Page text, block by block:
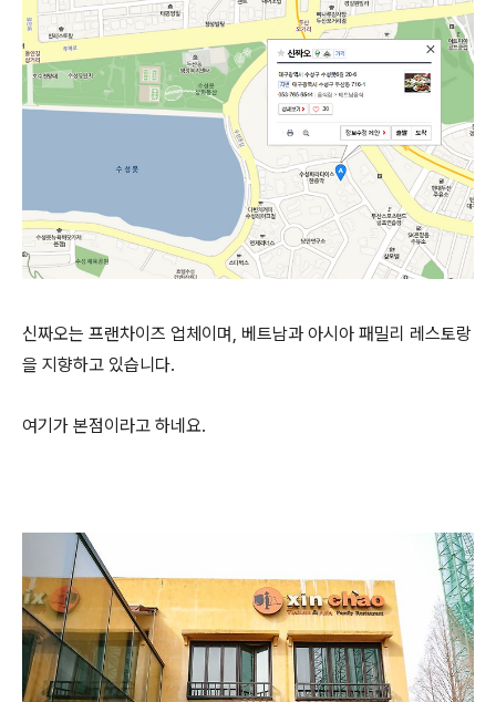
신짜오는 프랜차이즈 업체이며, 베트남과 아시아 패밀리 레스토랑
을 지향하고 있습니다.
여기가 본점이라고 하네요.